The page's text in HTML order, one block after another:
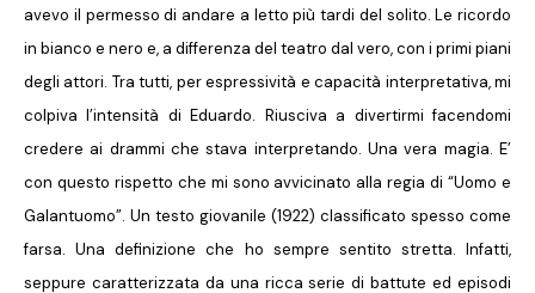
avevo il permesso di andare a letto più tardi del solito. Le ricordo
in bianco e nero e, a differenza del teatro dal vero, con i primi piani
degli attori. Tra tutti, per espressività e capacità interpretativa, mi
colpiva l’intensità di Eduardo. Riusciva a divertirmi facendomi
credere ai drammi che stava interpretando. Una vera magia. E’
con questo rispetto che mi sono avvicinato alla regia di “Uomo e
Galantuomo”. Un testo giovanile (1922) classificato spesso come
farsa. Una definizione che ho sempre sentito stretta. Infatti,
seppure caratterizzata da una ricca serie di battute ed episodi